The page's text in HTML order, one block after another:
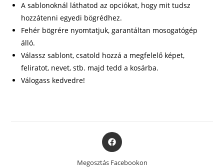
A sablonoknál láthatod az opciókat, hogy mit tudsz
hozzátenni egyedi bögrédhez.
Fehér bögrére nyomtatjuk, garantáltan mosogatógép
álló.
Válassz sablont, csatold hozzá a megfelelő képet,
feliratot, nevet, stb. majd tedd a kosárba.
Válogass kedvedre!
Opens
in
a
Megosztás Facebookon